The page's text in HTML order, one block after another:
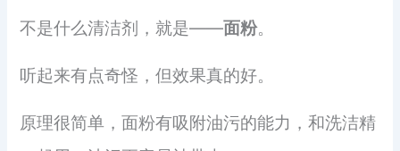
不是什么清洁剂，就是——面粉。
听起来有点奇怪，但效果真的好。
原理很简单，面粉有吸附油污的能力，和洗洁精